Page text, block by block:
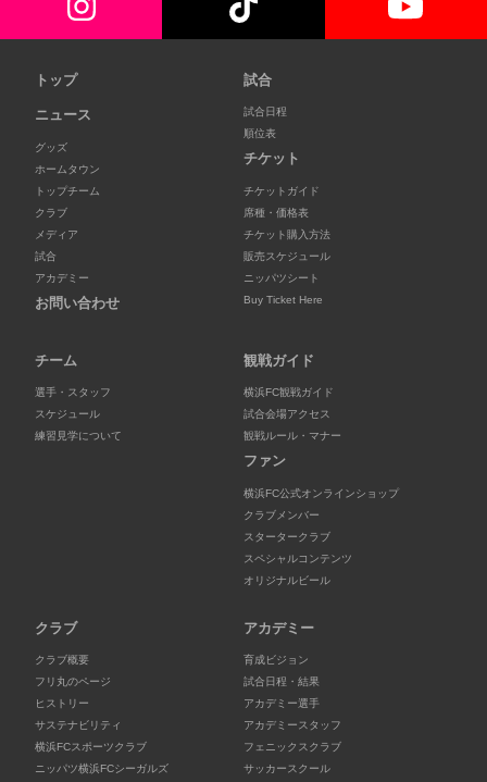
トップ
ニュース
グッズ
ホームタウン
トップチーム
クラブ
メディア
試合
アカデミー
お問い合わせ
試合
試合日程
順位表
チケット
チケットガイド
席種・価格表
チケット購入方法
販売スケジュール
ニッパツシート
Buy Ticket Here
チーム
選手・スタッフ
スケジュール
練習見学について
観戦ガイド
横浜FC観戦ガイド
試合会場アクセス
観戦ルール・マナー
ファン
横浜FC公式オンラインショップ
クラブメンバー
スタータークラブ
スペシャルコンテンツ
オリジナルビール
クラブ
クラブ概要
フリ丸のページ
ヒストリー
サステナビリティ
横浜FCスポーツクラブ
ニッパツ横浜FCシーガルズ
アカデミー
育成ビジョン
試合日程・結果
アカデミー選手
アカデミースタッフ
フェニックスクラブ
サッカースクール